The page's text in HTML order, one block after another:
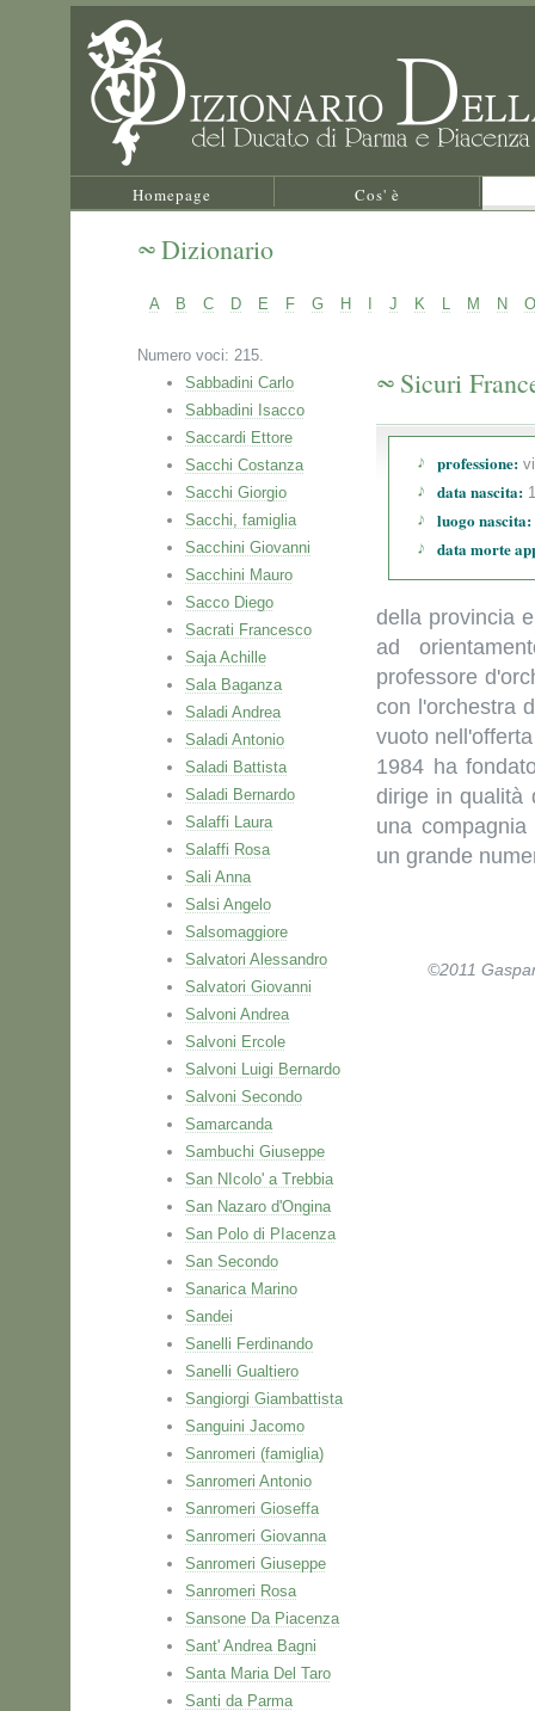
Homepage Cos' è
Dizionario
A B C D E F G H J K L M N O
Numero voci: 215.
Sabbadini Carlo
Sabbadini Isacco
Saccardi Ettore
Sacchi Costanza
Sacchi Giorgio
Sacchi, famiglia
Sacchini Giovanni
Sacchini Mauro
Sacco Diego
Sacrati Francesco
Saja Achille
Sala Baganza
Saladi Andrea
Saladi Antonio
Saladi Battista
Saladi Bernardo
Salaffi Laura
Salaffi Rosa
Sali Anna
Salsi Angelo
Salsomaggiore
Salvatori Alessandro
Salvatori Giovanni
Salvoni Andrea
Salvoni Ercole
Salvoni Luigi Bernardo
Salvoni Secondo
Samarcanda
Sambuchi Giuseppe
San NIcolo' a Trebbia
San Nazaro d'Ongina
San Polo di PIacenza
San Secondo
Sanarica Marino
Sandei
Sanelli Ferdinando
Sanelli Gualtiero
Sangiorgi Giambattista
Sanguini Jacomo
Sanromeri (famiglia)
Sanromeri Antonio
Sanromeri Gioseffa
Sanromeri Giovanna
Sanromeri Giuseppe
Sanromeri Rosa
Sansone Da Piacenza
Sant' Andrea Bagni
Santa Maria Del Taro
Santi da Parma
Sicuri
professione:
data nascita:
luogo nascita:
data morte
della provincia
ad
professore
con l'orchestra
vuoto
1984 ha
dirige in qualità
una
un grande
©2011